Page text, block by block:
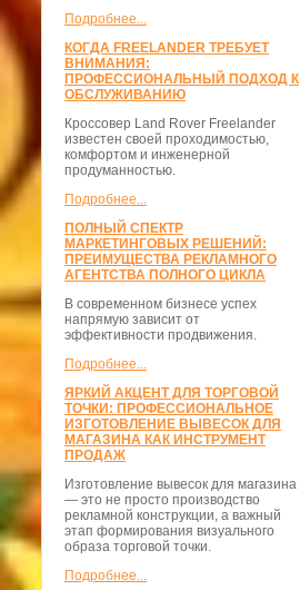
Подробнее...
КОГДА FREELANDER ТРЕБУЕТ
ВНИМАНИЯ:
ПРОФЕССИОНАЛЬНЫЙ ПОДХОД К
ОБСЛУЖИВАНИЮ
Кроссовер Land Rover Freelander
известен своей проходимостью,
комфортом и инженерной
продуманностью.
Подробнее...
ПОЛНЫЙ СПЕКТР
МАРКЕТИНГОВЫХ РЕШЕНИЙ:
ПРЕИМУЩЕСТВА РЕКЛАМНОГО
АГЕНТСТВА ПОЛНОГО ЦИКЛА
В современном бизнесе успех
напрямую зависит от
эффективности продвижения.
Подробнее...
ЯРКИЙ АКЦЕНТ ДЛЯ ТОРГОВОЙ
ТОЧКИ: ПРОФЕССИОНАЛЬНОЕ
ИЗГОТОВЛЕНИЕ ВЫВЕСОК ДЛЯ
МАГАЗИНА КАК ИНСТРУМЕНТ
ПРОДАЖ
Изготовление вывесок для магазина
— это не просто производство
рекламной конструкции, а важный
этап формирования визуального
образа торговой точки.
Подробнее...